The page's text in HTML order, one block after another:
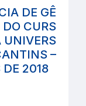
DE GÊ
CURS
UNIVERS
–
2018